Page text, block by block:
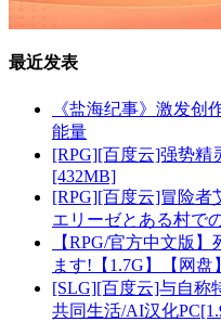
最近发表
《盐海纪事》激发创
能量
[RPG][百度云]强势精
[432MB]
[RPG][百度云]冒险者
エリーゼとある村で
【RPG/官方中文版
ます!【1.7G】【网盘】
[SLG][百度云]与自称
共同生活/AI汉化